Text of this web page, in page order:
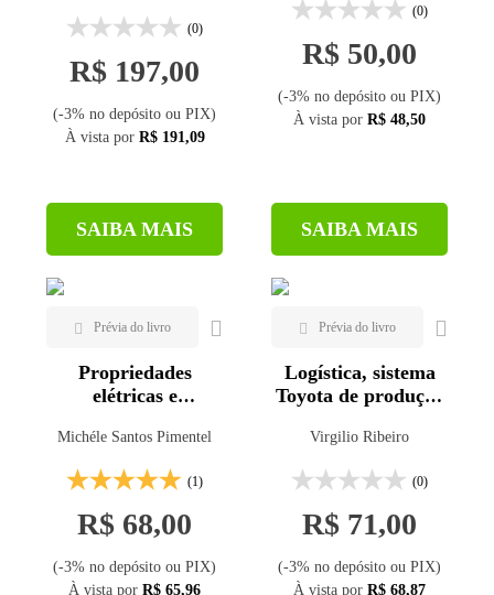
(0)
R$ 197,00
(-3% no depósito ou PIX)
À vista por R$ 191,09
SAIBA MAIS
(0)
R$ 50,00
(-3% no depósito ou PIX)
À vista por R$ 48,50
SAIBA MAIS
Propriedades
elétricas e
Michéle Santos Pimentel
(1)
R$ 68,00
(-3% no depósito ou PIX)
À vista por R$ 65,96
Logística, sistema
Toyota de produção
na construção civil -
2ª ed.
Virgilio Ribeiro
(0)
R$ 71,00
(-3% no depósito ou PIX)
À vista por R$ 68,87